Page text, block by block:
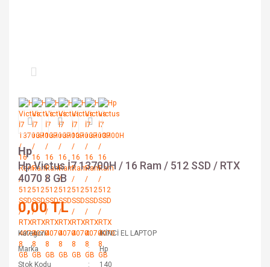
Hp
Hp Victus İ7 13700H / 16 Ram / 512 SSD / RTX
4070 8 GB
0,00 TL
Kategori
İKİNCİ EL LAPTOP
Marka
Hp
Stok Kodu
140